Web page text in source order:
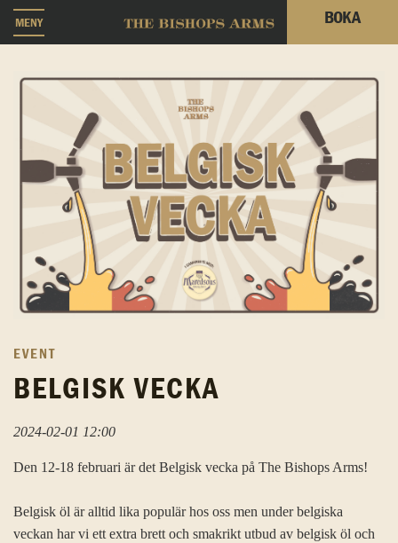
MENY BOKA
EVENT
BELGISK VECKA
2024-02-01 12:00
Den 12-18 februari är det Belgisk vecka på The Bishops Arms!
Belgisk öl är alltid lika populär hos oss men under belgiska
veckan har vi ett extra brett och smakrikt utbud av belgisk öl och